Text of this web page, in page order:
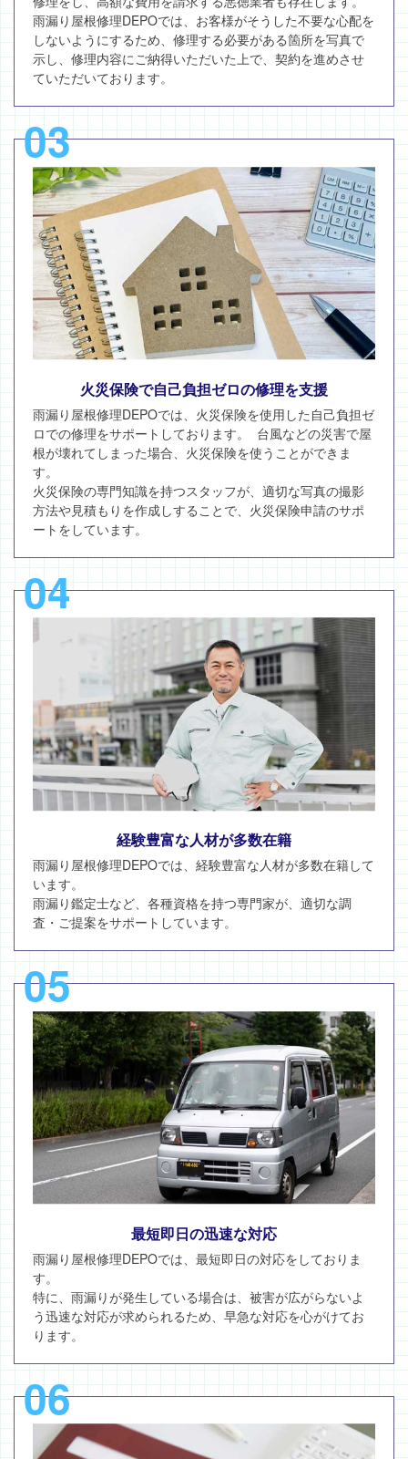
雨漏り屋根修理DEPOでは、お客様がそうした不要な心配を
しないようにするため、修理する必要がある箇所を写真で
示し、修理内容にご納得いただいた上で、契約を進めさせ
ていただいております。
03
火災保険で自己負担ゼロの修理を支援
雨漏り屋根修理DEPOでは、火災保険を使用した自己負担ゼ
ロでの修理をサポートしております。 台風などの災害で屋
根が壊れてしまった場合、火災保険を使うことができま
す。
火災保険の専門知識を持つスタッフが、適切な写真の撮影
方法や見積もりを作成しすることで、火災保険申請のサポ
ートをしています。
04
経験豊富な人材が多数在籍
雨漏り屋根修理DEPOでは、経験豊富な人材が多数在籍して
います。
雨漏り鑑定士など、各種資格を持つ専門家が、適切な調
査・ご提案をサポートしています。
05
最短即日の迅速な対応
雨漏り屋根修理DEPOでは、最短即日の対応をしておりま
す。
特に、雨漏りが発生している場合は、被害が広がらないよ
う迅速な対応が求められるため、早急な対応を心がけてお
ります。
06